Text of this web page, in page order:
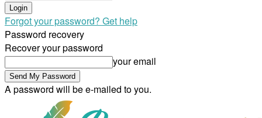
Forgot your password? Get help
Password recovery
Recover your password
your email
A password will be e-mailed to you.